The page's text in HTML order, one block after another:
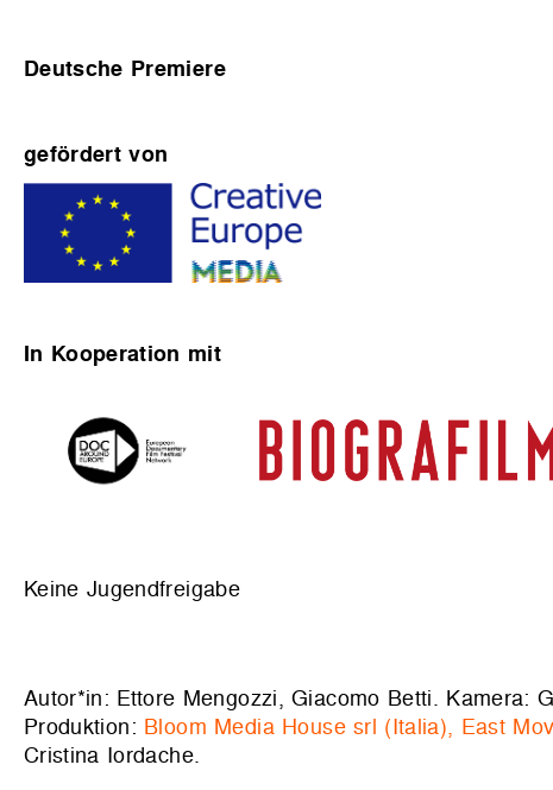
Deutsche Premiere
gefördert von
In Kooperation mit
Keine Jugendfreigabe
Autor*in: Ettore Mengozzi, Giacomo Betti. Kamera:
Produktion: Bloom Media House srl (Italia), East
Cristina Iordache.